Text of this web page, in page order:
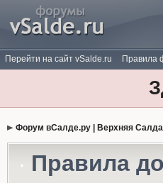
Перейти на сайт vSalde.ru Правила
Форум вСалде.ру | Верхняя
Правила